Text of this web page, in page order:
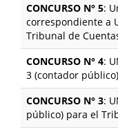
CONCURSO N° 5:
correspondiente a
Tribunal de
CONCURSO N° 4:
3 (contador
CONCURSO N° 3:
público) para el